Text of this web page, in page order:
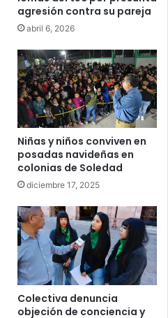
agresión contra su pareja
abril 6, 2026
Niñas y niños conviven en
posadas navideñas en
colonias de Soledad
diciembre 17, 2025
Colectiva denuncia
objeción de conciencia y